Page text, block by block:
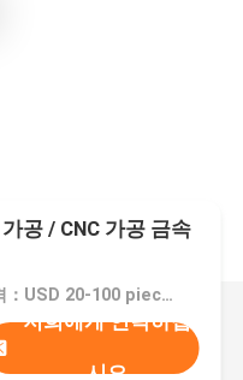
공 / CNC 가공 금속
가격：USD 20-100 pieces,negotiable
저희에게 연락하십
시오